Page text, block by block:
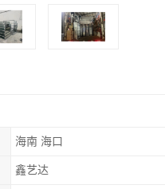
海南 海口
鑫艺达